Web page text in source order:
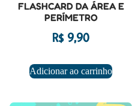
FLASHCARD DA ÁREA E
PERÍMETRO
R$9,90
Adicionar ao carrinho